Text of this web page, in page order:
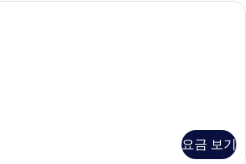
저자극성 침구, 암막 커튼, 다리미/다
요금 보기